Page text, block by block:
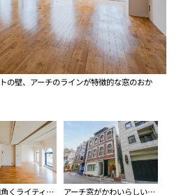
の壁、アーチのラインが特徴的な窓のおか
天井には四角くライティングレールが配され、照明計画の自由度が高い アーチ窓がかわいらしい印象の建物です